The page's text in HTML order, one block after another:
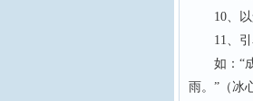
10、以
11、引
如：“成
雨。”（冰